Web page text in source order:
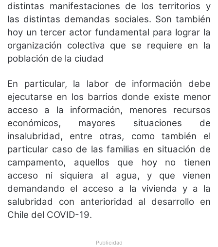
distintas manifestaciones de los territorios y
las distintas demandas sociales. Son también
hoy un tercer actor fundamental para lograr la
organización colectiva que se requiere en la
población de la ciudad
En particular, la labor de información debe
ejecutarse en los barrios donde existe menor
acceso a la información, menores recursos
económicos, mayores situaciones de
insalubridad, entre otras, como también el
particular caso de las familias en situación de
campamento, aquellos que hoy no tienen
acceso ni siquiera al agua, y que vienen
demandando el acceso a la vivienda y a la
salubridad con anterioridad al desarrollo en
Chile del COVID-19.
Publicidad